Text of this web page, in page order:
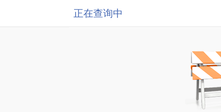
正在查询中